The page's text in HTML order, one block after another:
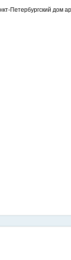
Петербургский дом